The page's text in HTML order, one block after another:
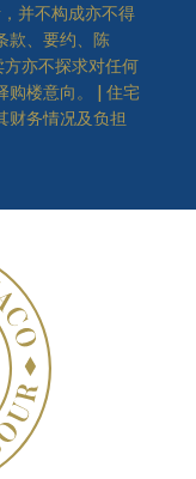
并不构成亦不得
款、要约、陈
亦不探求对任何
购楼意向。 | 住宅
财务情况及负担
应以本广告/宣传
数的资料。详